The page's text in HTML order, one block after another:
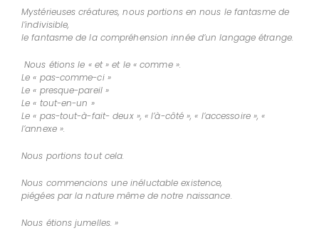
Mystérieuses créatures, nous portions en nous le fantasme de
l’indivisible,
le fantasme de la compréhension innée d’un langage étrange.
Nous étions le « et » et le « comme ».
Le « pas-comme-ci »
Le « presque-pareil »
Le « tout-en-un »
Le « pas-tout-à-fait- deux », « l’à-côté », « l’accessoire », «
l’annexe ».
Nous portions tout cela.
Nous commencions une inéluctable existence,
piégées par la nature même de notre naissance.
Nous étions jumelles. »